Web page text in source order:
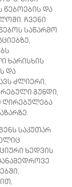
წებოების და
ჩვენი
საწარმო
ხარისხის
და
ძლიერი,
გუნდი,
ღირებულება
საკუთარ
ხედვის